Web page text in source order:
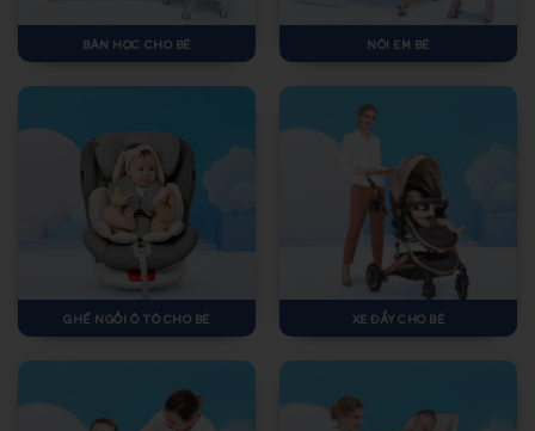
BÀN HỌC CHO BÉ NÔI EM BÉ
GHẾ NGỒI Ô TÔ CHO BÉ XE ĐẨY CHO BÉ